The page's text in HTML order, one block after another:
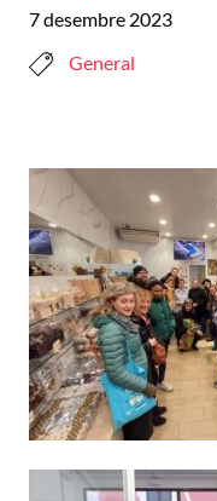
7 desembre 2023
General